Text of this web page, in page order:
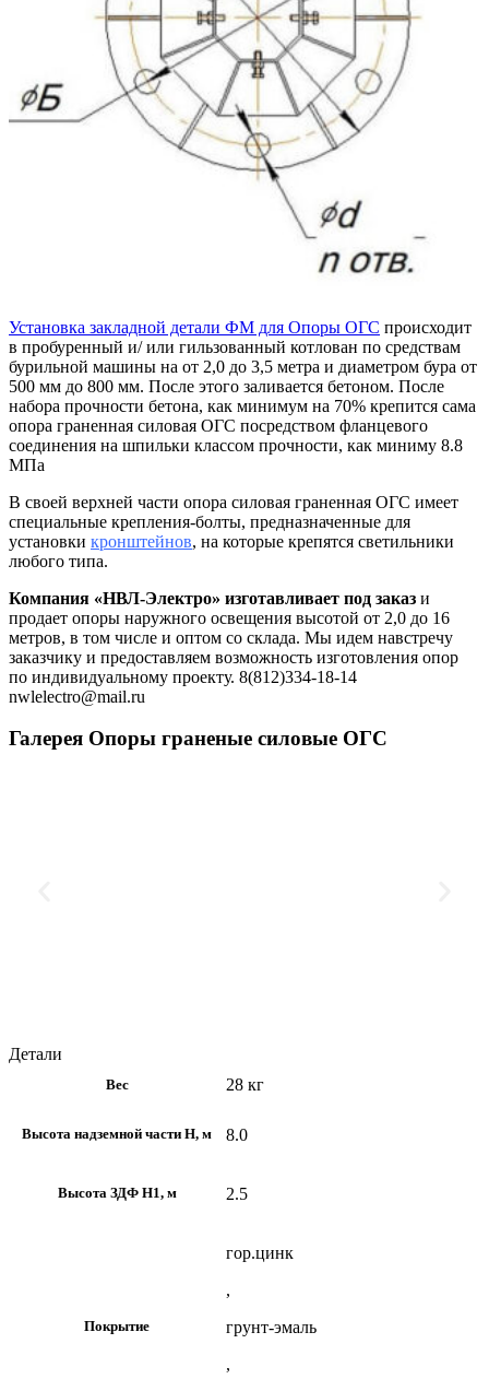
Установка закладной детали ФМ для Опоры ОГС происходит
в пробуренный и/ или гильзованный котлован по средствам
бурильной машины на от 2,0 до 3,5 метра и диаметром бура от
500 мм до 800 мм. После этого заливается бетоном. После
набора прочности бетона, как минимум на 70% крепится сама
опора граненная силовая ОГС посредством фланцевого
соединения на шпильки классом прочности, как миниму 8.8
МПа
В своей верхней части опора силовая граненная ОГС имеет
специальные крепления-болты, предназначенные для
установки кронштейнов, на которые крепятся светильники
любого типа.
Компания «НВЛ-Электро» изготавливает под заказ и
продает опоры наружного освещения высотой от 2,0 до 16
метров, в том числе и оптом со склада. Мы идем навстречу
заказчику и предоставляем возможность изготовления опор
по индивидуальному проекту. 8(812)334-18-14
nwlelectro@mail.ru
Галерея Опоры граненые силовые ОГС
Детали
Вес 28 кг
Высота надземной части H, м 8.0
Высота ЗДФ Н1, м 2.5
Покрытие
гор.цинк
,
грунт-эмаль
,